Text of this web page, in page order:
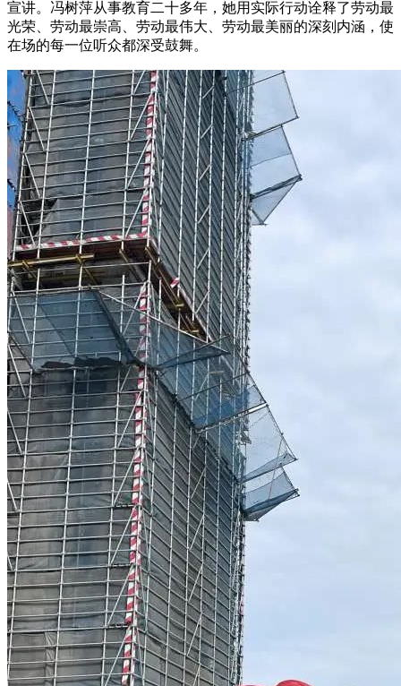
宣讲。冯树萍从事教育二十多年，她用实际行动诠释了劳动最
光荣、劳动最崇高、劳动最伟大、劳动最美丽的深刻内涵，使
在场的每一位听众都深受鼓舞。